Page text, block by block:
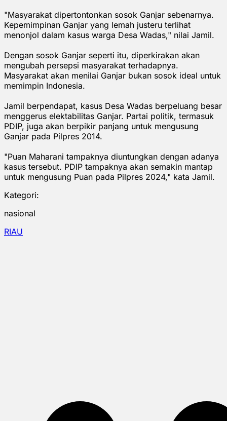
"Masyarakat dipertontonkan sosok Ganjar sebenarnya.
Kepemimpinan Ganjar yang lemah justeru terlihat
menonjol dalam kasus warga Desa Wadas," nilai Jamil.
Dengan sosok Ganjar seperti itu, diperkirakan akan
mengubah persepsi masyarakat terhadapnya.
Masyarakat akan menilai Ganjar bukan sosok ideal untuk
memimpin Indonesia.
Jamil berpendapat, kasus Desa Wadas berpeluang besar
menggerus elektabilitas Ganjar. Partai politik, termasuk
PDIP, juga akan berpikir panjang untuk mengusung
Ganjar pada Pilpres 2014.
"Puan Maharani tampaknya diuntungkan dengan adanya
kasus tersebut. PDIP tampaknya akan semakin mantap
untuk mengusung Puan pada Pilpres 2024," kata Jamil.
Kategori:
nasional
RIAU